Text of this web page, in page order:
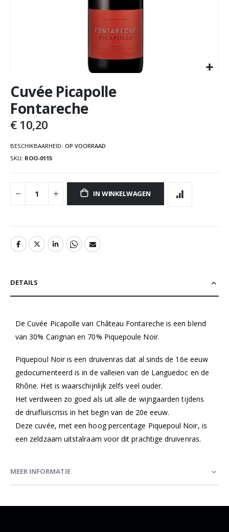
Cuvée Picapolle
Fontareche
€ 10,20
BESCHIKBAARHEID: OP VOORRAAD
SKU ROO-0115
IN WINKELWAGEN
DETAILS
De Cuvée Picapolle van Château Fontareche is een blend
van 30% Carignan en 70% Piquepoule Noir.
Piquepoul Noir is een druivenras dat al sinds de 16e eeuw
gedocumenteerd is in de valleien van de Languedoc en de
Rhône. Het is waarschijnlijk zelfs veel ouder.
Het verdween zo goed als uit alle de wijngaarden tijdens
de druifluiscrisis in het begin van de 20e eeuw.
Deze cuvée, met een hoog percentage Piquepoul Noir, is
een zeldzaam uitstalraam voor dit prachtige druivenras.
MEER INFORMATIE